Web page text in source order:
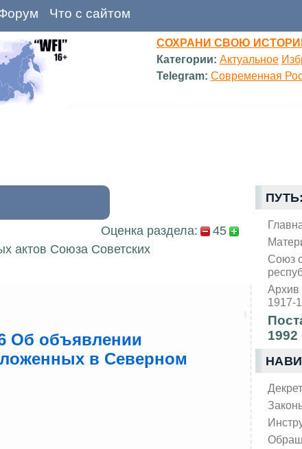
Что с сайтом
СОХРАНИ СВОЮ
Категории: Актуальное
Telegram: Современная
ПУТЬ:
Союз
Архив
1917-
1992
Оценка раздела:
45
актов Союза Советских
Об объявлении
в Северном